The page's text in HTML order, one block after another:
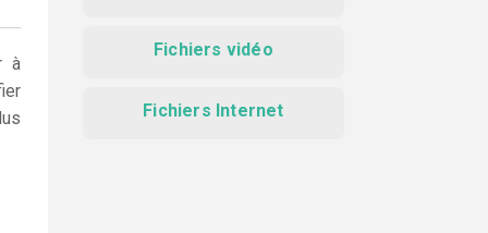
à
Fichiers vidéo
Fichiers Internet